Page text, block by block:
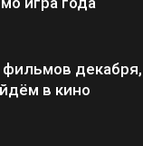
фильмов
в кино